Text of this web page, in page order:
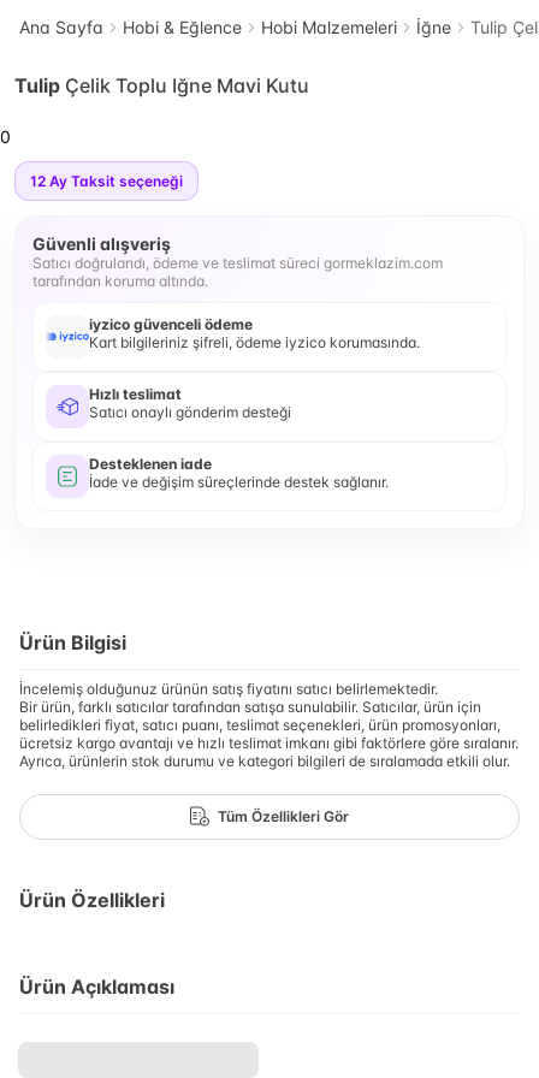
Ana Sayfa Hobi & Eğlence Hobi Malzemeleri İğne Tulip
Tulip Çelik Toplu Iğne Mavi Kutu
0
12 Ay Taksit seçeneği
Güvenli alışveriş
Satıcı doğrulandı, ödeme ve teslimat süreci gormeklazim.com
tarafından koruma altında.
iyzico güvenceli ödeme
Kart bilgileriniz şifreli, ödeme iyzico korumasında.
Hızlı teslimat
Satıcı onaylı gönderim desteği
Desteklenen iade
İade ve değişim süreçlerinde destek sağlanır.
Ürün Bilgisi
İncelemiş olduğunuz ürünün satış fiyatını satıcı belirlemektedir.
Bir ürün, farklı satıcılar tarafından satışa sunulabilir. Satıcılar, ürün için
belirledikleri fiyat, satıcı puanı, teslimat seçenekleri, ürün promosyonları,
ücretsiz kargo avantajı ve hızlı teslimat imkanı gibi faktörlere göre sıralanır.
Ayrıca, ürünlerin stok durumu ve kategori bilgileri de sıralamada etkili olur.
Tüm Özellikleri Gör
Ürün Özellikleri
Ürün Açıklaması